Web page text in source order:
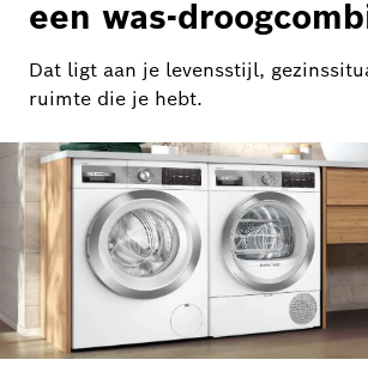
een was-
Dat ligt aan je levensstijl,
ruimte die je hebt.